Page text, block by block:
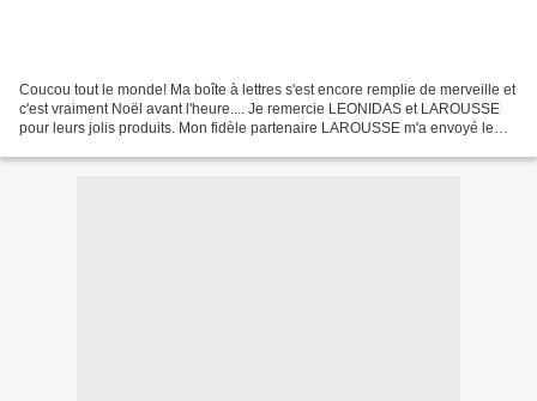
Coucou tout le monde! Ma boîte à lettres s'est encore remplie de merveille et
c'est vraiment Noël avant l'heure.... Je remercie LEONIDAS et LAROUSSE
pour leurs jolis produits. Mon fidèle partenaire LAROUSSE m'a envoyé le